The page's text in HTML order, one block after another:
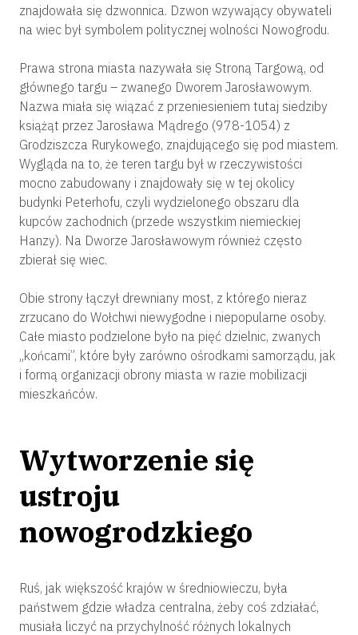
znajdowała się dzwonnica. Dzwon wzywający obywateli
na wiec był symbolem politycznej wolności Nowogrodu.
Prawa strona miasta nazywała się Stroną Targową, od
głównego targu – zwanego Dworem Jarosławowym.
Nazwa miała się wiązać z przeniesieniem tutaj siedziby
książąt przez Jarosława Mądrego (978-1054) z
Grodziszcza Rurykowego, znajdującego się pod miastem.
Wygląda na to, że teren targu był w rzeczywistości
mocno zabudowany i znajdowały się w tej okolicy
budynki Peterhofu, czyli wydzielonego obszaru dla
kupców zachodnich (przede wszystkim niemieckiej
Hanzy). Na Dworze Jarosławowym również często
zbierał się wiec.
Obie strony łączył drewniany most, z którego nieraz
zrzucano do Wołchwi niewygodne i niepopularne osoby.
Całe miasto podzielone było na pięć dzielnic, zwanych
„końcami”, które były zarówno ośrodkami samorządu, jak
i formą organizacji obrony miasta w razie mobilizacji
mieszkańców.
Wytworzenie się
ustroju
nowogrodzkiego
Ruś, jak większość krajów w średniowieczu, była
państwem gdzie władza centralna, żeby coś zdziałać,
musiała liczyć na przychylność różnych lokalnych